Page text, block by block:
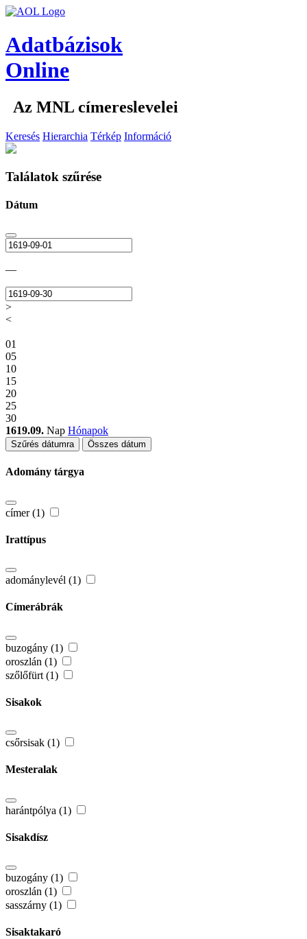
Adatbázisok
Online
Az MNL címereslevelei
Keresés Hierarchia Térkép Információ
Találatok szűrése
Dátum
—
>
<
01
05
10
15
20
25
30
1619.09. Nap Hónapok
Szűrés dátumra Összes dátum
Adomány tárgya
címer (1)
Irattípus
adománylevél (1)
Címerábrák
buzogány (1)
oroszlán (1)
szőlőfürt (1)
Sisakok
csőrsisak (1)
Mesteralak
harántpólya (1)
Sisakdísz
buzogány (1)
oroszlán (1)
sasszárny (1)
Sisaktakaró